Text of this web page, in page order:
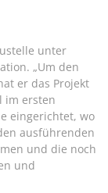
unter
„Um den
er das Projekt
im ersten
eingerichtet, wo
ausführenden
und die noch
und